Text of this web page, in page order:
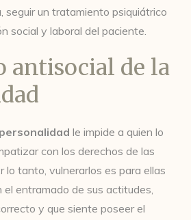
seguir un tratamiento psiquiátrico
social y laboral del paciente.
antisocial de la
le impide a quien lo
con los derechos de las
lo tanto, vulnerarlos es para ellas
entramado de sus actitudes,
y que siente poseer el